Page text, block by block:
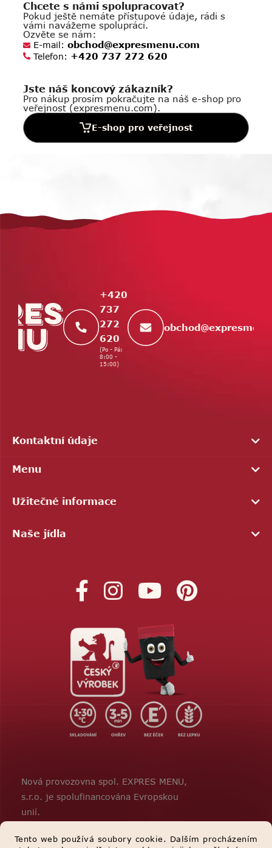
Tento web používá soubory cookie. Dalším procházením
Chcete s námi spolupracovat?
Pokud ještě nemáte přístupové údaje, rádi s
vámi navážeme spolupráci.
Ozvěte se nám:
E-mail: obchod@expresmenu.com
Telefon: +420 737 272 620
Jste náš koncový zákazník?
Pro nákup prosím pokračujte na náš e-shop pro
veřejnost (expresmenu.com).
E-shop pro veřejnost
Z
á
+420
737
272
620
(Po - Pá:
8:00 -
15:00)
obchod@
Kontaktní údaje
Menu
Užitečné informace
Naše jídla
Nová provozovna spol. EXPRES MENU,
s.r.o. je spolufinancována Evropskou
unií.